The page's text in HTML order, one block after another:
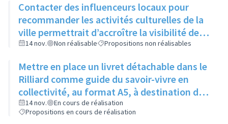
Contacter des influenceurs locaux pour
recommander les activités culturelles de la
ville permettrait d’accroître la visibilité des
évènements auprès des jeunes
14 nov. Non réalisable Propositions non réalisables
Mettre en place un livret détachable dans le
Rilliard comme guide du savoir-vivre en
collectivité, au format A5, à destination des
immeubles un mois puis des maisons le
mois suivant
14 nov.
En cours de réalisation
Propositions en cours de réalisation